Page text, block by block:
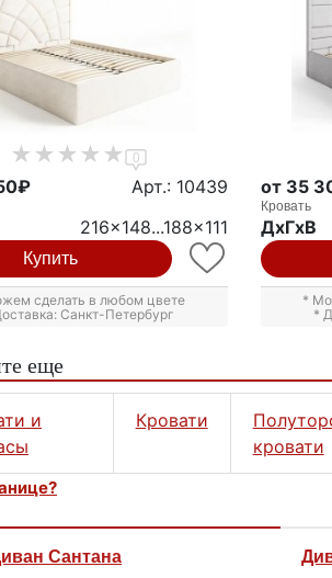
0
Арт.: 10439
216x148...188x111
Купить
сделать в любом цвете
Санкт-Петербург
от 35
Кровать
ДxГxВ
*
*
еще
и
Кровати
кровати
Сантана